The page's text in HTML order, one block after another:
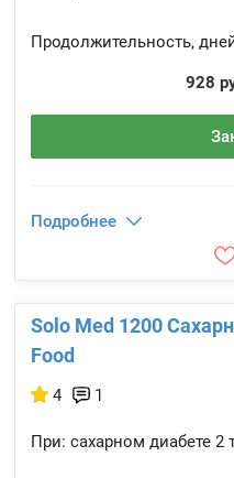
Продолжительность,
928
Подробнее
Solo Med 1200
Food
4 1
При: сахарном диабете 2